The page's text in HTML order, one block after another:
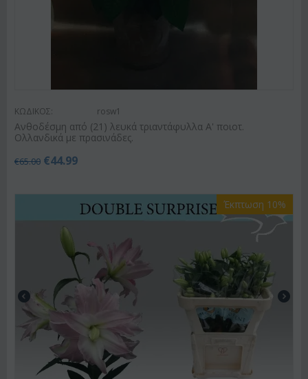
ΚΩΔΙΚΟΣ: rosw1
Ανθοδέσμη από (21) λευκά τριαντάφυλλα Α' ποιοτ.
Ολλανδικά με πρασινάδες.
€65.00 €44.99
Έκπτωση 10%